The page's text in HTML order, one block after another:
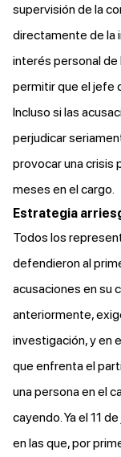
supervisión de la
directamente de la
interés personal
permitir que el jefe
Incluso si las
perjudicar
provocar una crisis
meses en el cargo.
Estrategia
Todos los
defendieronal
acusaciones en su
anteriormente,
investigación, y en
que enfrenta el
una persona en el
cayendo. Ya el 11
en las que, por